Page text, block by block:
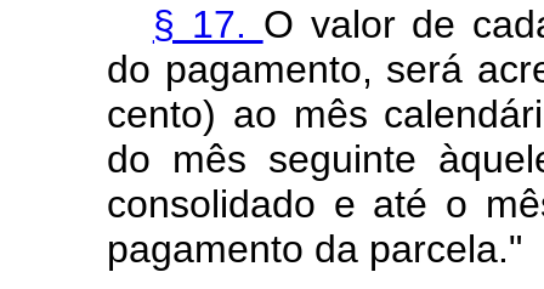
§ 17. O valor de
do pagamento, será
cento) ao mês
do mês seguinte
consolidado e até o
pagamento da parcela."